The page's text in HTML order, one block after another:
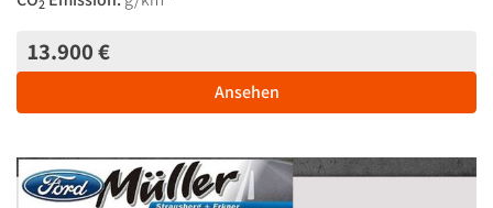
2
13.900 €
Ansehen